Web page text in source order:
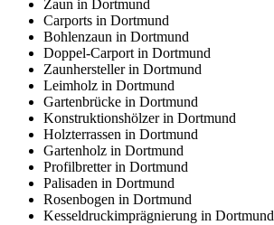
Zaun in Dortmund
Carports in Dortmund
Bohlenzaun in Dortmund
Doppel-Carport in Dortmund
Zaunhersteller in Dortmund
Leimholz in Dortmund
Gartenbrücke in Dortmund
Konstruktionshölzer in Dortmund
Holzterrassen in Dortmund
Gartenholz in Dortmund
Profilbretter in Dortmund
Palisaden in Dortmund
Rosenbogen in Dortmund
Kesseldruckimprägnierung in Dortmund